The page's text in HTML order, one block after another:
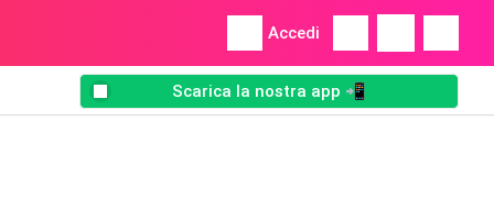
Accedi
Scarica la nostra app 📲